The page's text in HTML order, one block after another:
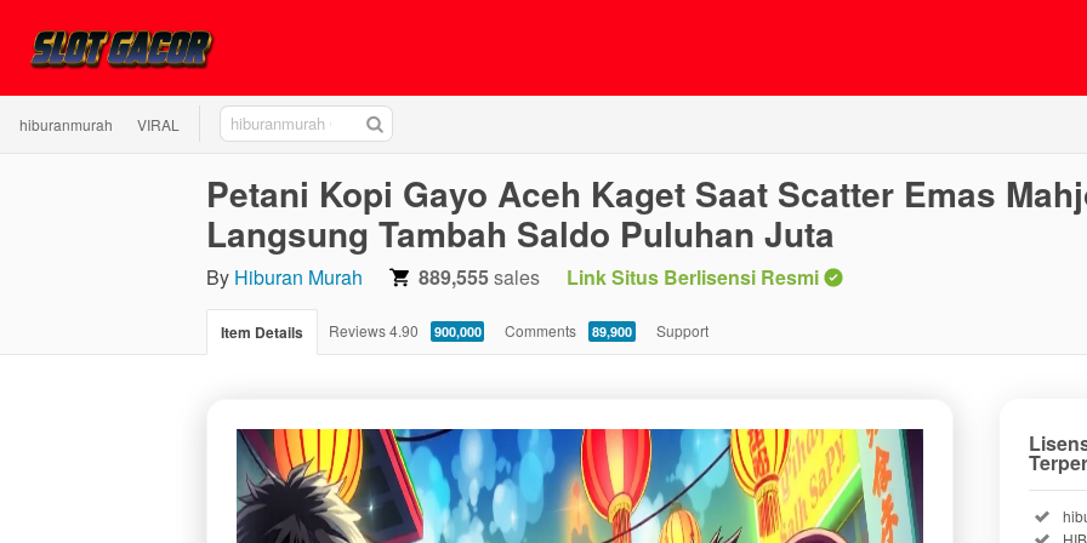
hiburanmurah VIRAL
GACOR
Petani Kopi Gayo Aceh Kaget Saat Scatter Emas
Langsung Tambah Saldo Puluhan Juta
By Hiburan Murah 889,555sales Link Situs Berlisensi Resmi
Item Details Reviews4.90 4.90
900,000 Comments 89,900 Support